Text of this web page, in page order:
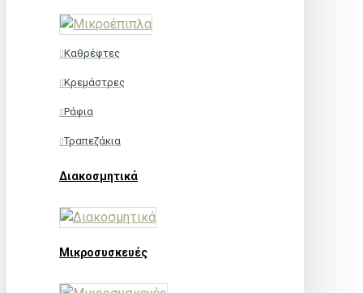
Καθρέφτες
Κρεμάστρες
Ράφια
Τραπεζάκια
Διακοσμητικά
Μικροσυσκευές